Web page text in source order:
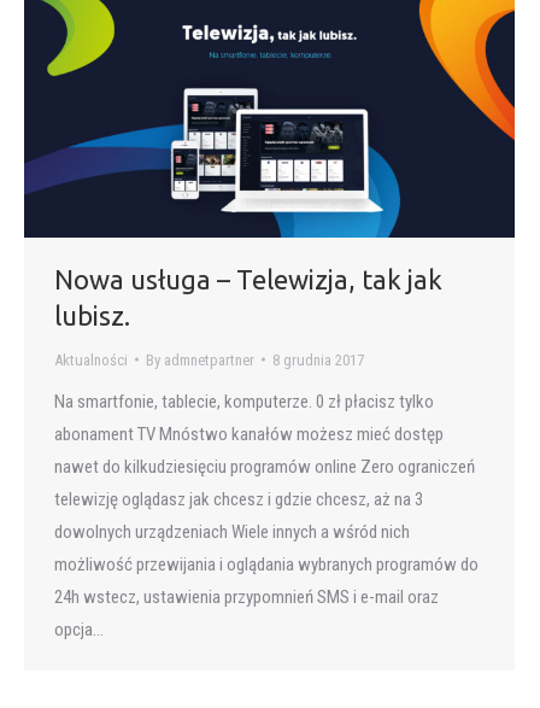
Nowa usługa – Telewizja, tak jak
lubisz.
Aktualności By admnetpartner 8 grudnia 2017
Na smartfonie, tablecie, komputerze. 0 zł płacisz tylko
abonament TV Mnóstwo kanałów możesz mieć dostęp
nawet do kilkudziesięciu programów online Zero ograniczeń
telewizję oglądasz jak chcesz i gdzie chcesz, aż na 3
dowolnych urządzeniach Wiele innych a wśród nich
możliwość przewijania i oglądania wybranych programów do
24h wstecz, ustawienia przypomnień SMS i e-mail oraz
opcja…